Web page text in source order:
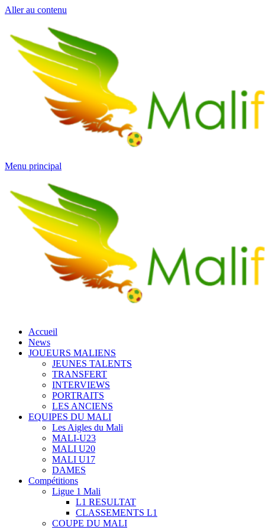
Aller au contenu
Menu principal
Accueil
News
JOUEURS MALIENS
JEUNES TALENTS
TRANSFERT
INTERVIEWS
PORTRAITS
LES ANCIENS
EQUIPES DU MALI
Les Aigles du Mali
MALI-U23
MALI U20
MALI U17
DAMES
Compétitions
Ligue 1 Mali
L1 RESULTAT
CLASSEMENTS L1
COUPE DU MALI